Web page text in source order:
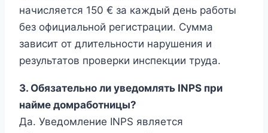
начисляется 150 € за каждый день работы
без официальной регистрации. Сумма
зависит от длительности нарушения и
результатов проверки инспекции труда.
3. Обязательно ли уведомлять INPS при
найме домработницы?
Да. Уведомление INPS является